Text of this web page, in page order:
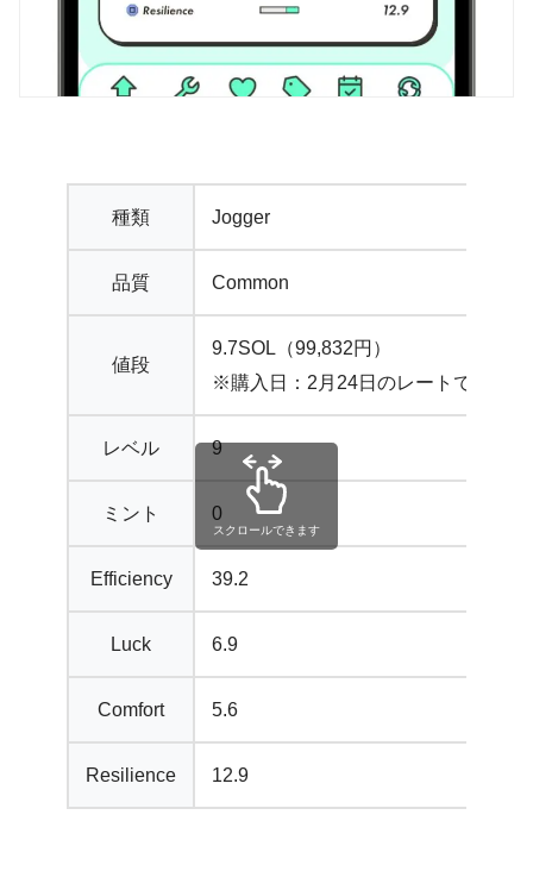
種類 Jogger
品質 Common
値段
9.7SOL（99,832円）
※購入日：2月24日のレートで換算
レベル 9
ミント 0
Efficiency 39.2
Luck 6.9
Comfort 5.6
Resilience 12.9
スクロールできます